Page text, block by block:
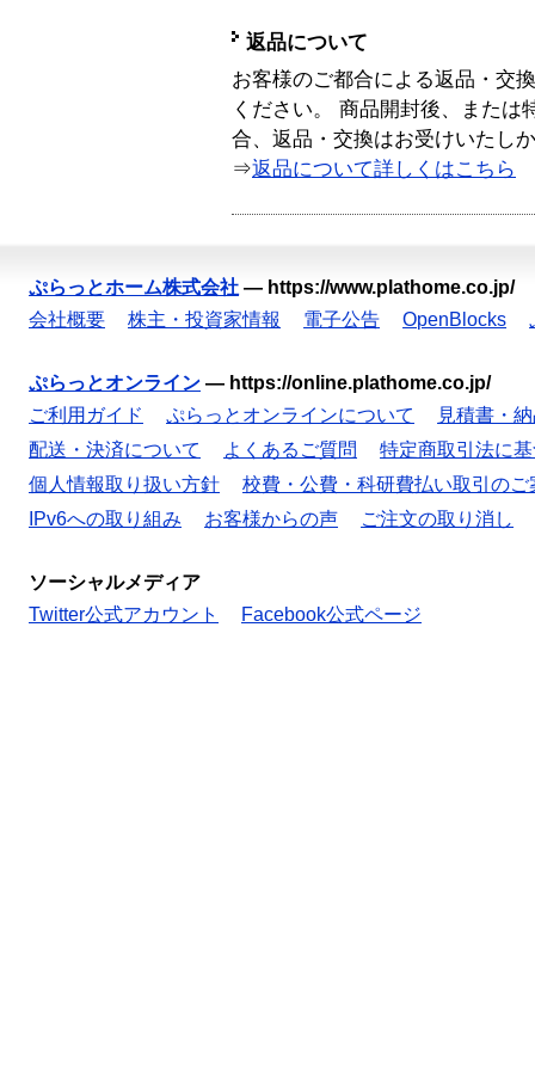
返品について
お客様のご都合による返品・交
ください。 商品開封後、または
合、返品・交換はお受けいたし
⇒返品について詳しくはこちら
ぷらっとホーム株式会社 — https://www.plathome.co.jp/
会社概要
株主・投資家情報 電子公告 OpenBlocks
ぷらっとオンライン — https://online.plathome.co.jp/
ご利用ガイド
ぷらっとオンラインについて
見積書・
配送・決済について
よくあるご質問
特定商取引法に
個人情報取り扱い方針
校費・公費・科研費払い取引のご
IPv6への取り組み
お客様からの声 ご注文の取り消し
ソーシャルメディア
Twitter公式アカウント
Facebook公式ページ